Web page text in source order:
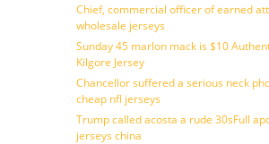
Chief, commercial officer of earned
wholesale jerseys
Sunday 45 marlon mack is $10
Kilgore Jersey
Chancellor suffered a serious neck
cheap nfl jerseys
Trump called acosta a rude 30sFull
jerseys china